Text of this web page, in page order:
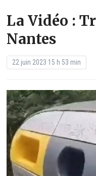
La Vidéo :
Nantes
22 juin 2023 15 h 53 min